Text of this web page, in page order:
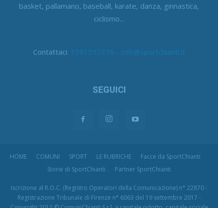
basket, pallamano, baseball, karate, danza, ginnastica,
ciclismo...
Contattaci: 3391552376 - info@sportchianti.it
SEGUICI
HOME COMUNI SPORT LE RUBRICHE
Facce da SportChianti
Storie di SportChianti
Partner SportChianti
Iscrizione al R.O.C. (Registro Operatori della Comunicazione) n° 22870 -
Registrazione Tribunale di Firenze n° 6063 del 19 settembre 2017 -